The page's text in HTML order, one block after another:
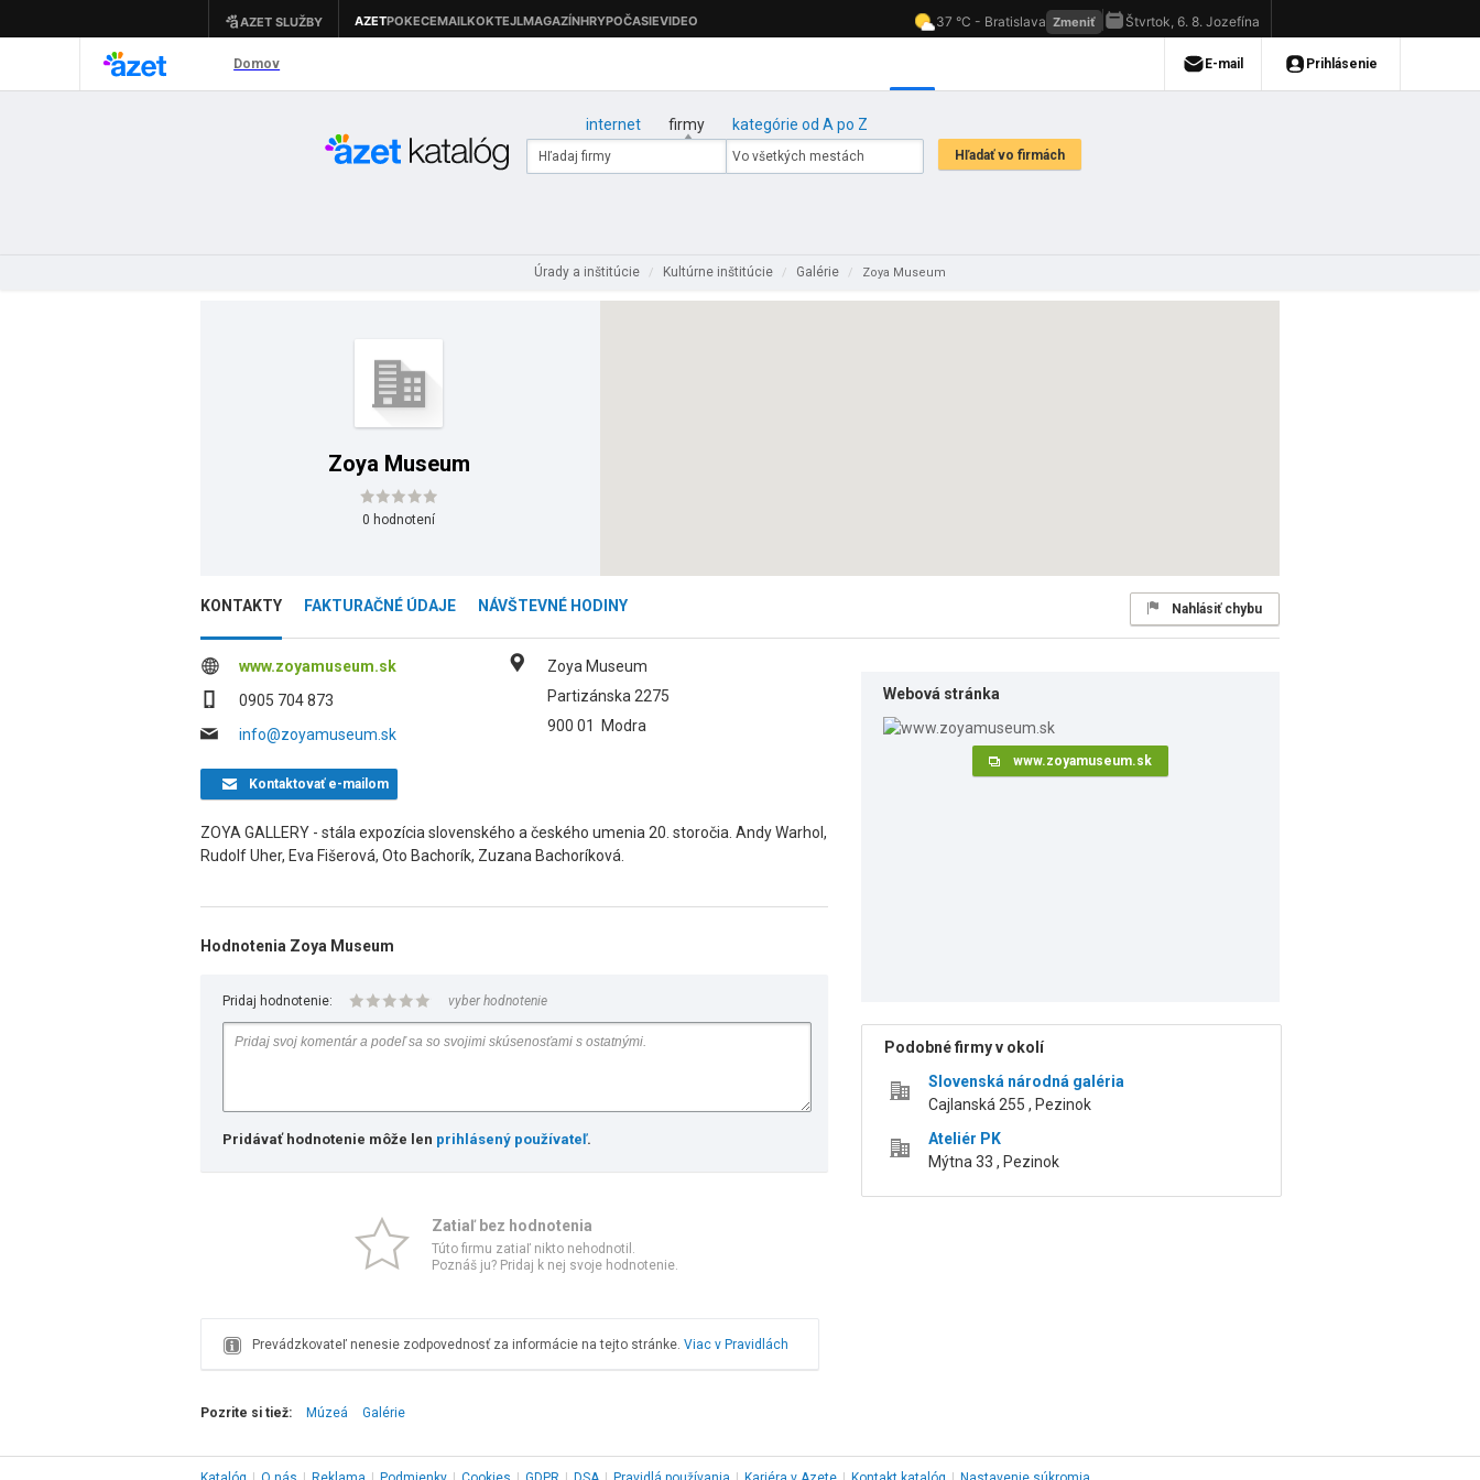
internet firmy kategórie od A po Z
Úrady a inštitúcie / Kultúrne inštitúcie / Galérie / Zoya Museum
Zoya Museum
0 hodnotení
KONTAKTY FAKTURAČNÉ ÚDAJE NÁVŠTEVNÉ HODINY Nahlásiť chybu
www.zoyamuseum.sk
0905 704 873
info@zoyamuseum.sk
Zoya Museum
Partizánska 2275
900 01
Modra
Kontaktovaťe-mailom
ZOYA GALLERY - stála expozícia slovenského a českého umenia 20. storočia. Andy Warhol,
Rudolf Uher, Eva Fišerová, Oto Bachorík, Zuzana Bachoríková.
Hodnotenia Zoya Museum
Pridaj hodnotenie: vyber hodnotenie
Pridávať hodnotenie môže len prihlásený používateľ.
Zatiaľ bez hodnotenia
Túto firmu zatiaľ nikto nehodnotil.
Poznáš ju? Pridaj k nej svoje hodnotenie.
Prevádzkovateľ nenesie zodpovednosť za informácie na tejto stránke. Viac v Pravidlách
Webová stránka
www.zoyamuseum.sk
Podobné firmy v okolí
Slovenská národná galéria
Cajlanská 255 , Pezinok
Ateliér PK
Mýtna 33 , Pezinok
Pozrite si tiež: Múzeá Galérie